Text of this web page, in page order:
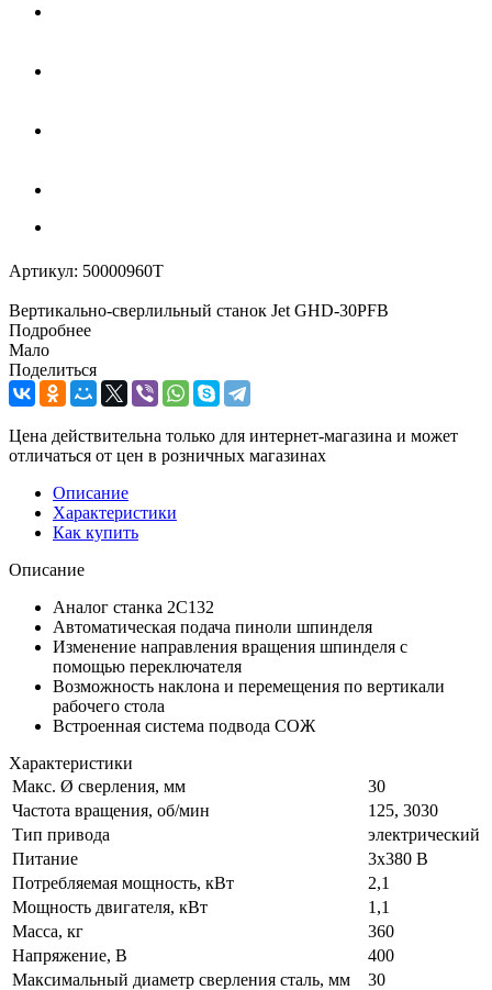
Артикул: 50000960T
Вертикально-сверлильный станок Jet GHD-30PFB
Подробнее
Мало
Поделиться
Цена действительна только для интернет-магазина и может
отличаться от цен в розничных магазинах
Описание
Характеристики
Как купить
Описание
Аналог станка 2С132
Автоматическая подача пиноли шпинделя
Изменение направления вращения шпинделя с
помощью переключателя
Возможность наклона и перемещения по вертикали
рабочего стола
Встроенная система подвода СОЖ
Характеристики
Макс. Ø сверления, мм
30
Частота вращения, об/мин
125, 3030
Тип привода
электрический
Питание
3х380 В
Потребляемая мощность, кВт
2,1
Мощность двигателя, кВт
1,1
Масса, кг
360
Напряжение, В
400
Максимальный диаметр сверления сталь, мм
30